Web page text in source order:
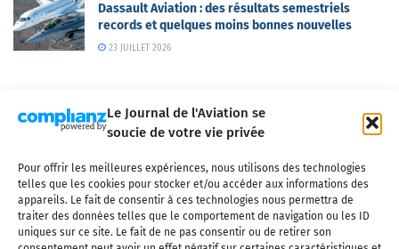
Le Journal de l'Aviation se
soucie de votre vie privée
Pour offrir les meilleures expériences, nous utilisons des technologies
telles que les cookies pour stocker et/ou accéder aux informations des
appareils. Le fait de consentir à ces technologies nous permettra de
traiter des données telles que le comportement de navigation ou les ID
uniques sur ce site. Le fait de ne pas consentir ou de retirer son
Dassault Aviation : des résultats semestriels
records et quelques moins bonnes nouvelles
23 JUILLET 2026
Qui sommes-nous ? Nous contacter
Partenaires
Mentions légales
CGV Politique de confidentialité Cookies